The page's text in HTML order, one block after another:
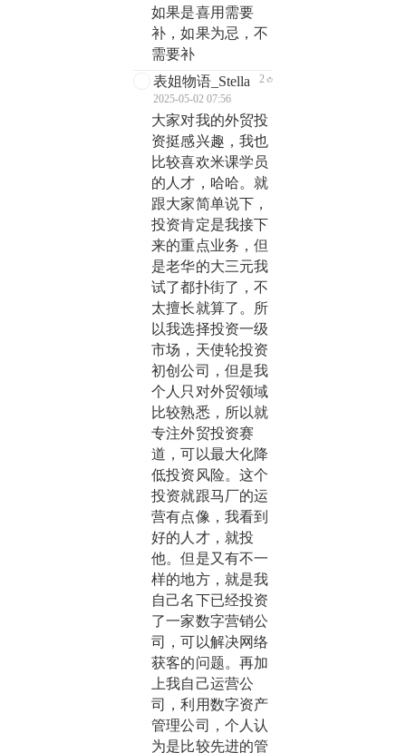
如果是喜用需要
补，如果为忌，不
需要补
表姐物语_Stella
2025-05-02 07:56
2
大家对我的外贸投
资挺感兴趣，我也
比较喜欢米课学员
的人才，哈哈。就
跟大家简单说下，
投资肯定是我接下
来的重点业务，但
是老华的大三元我
试了都扑街了，不
太擅长就算了。所
以我选择投资一级
市场，天使轮投资
初创公司，但是我
个人只对外贸领域
比较熟悉，所以就
专注外贸投资赛
道，可以最大化降
低投资风险。这个
投资就跟马厂的运
营有点像，我看到
好的人才，就投
他。但是又有不一
样的地方，就是我
自己名下已经投资
了一家数字营销公
司，可以解决网络
获客的问题。再加
上我自己运营公
司，利用数字资产
管理公司，个人认
为是比较先进的管